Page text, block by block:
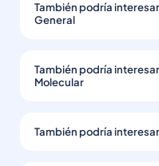
También podría
General
También podría
Molecular
También podría